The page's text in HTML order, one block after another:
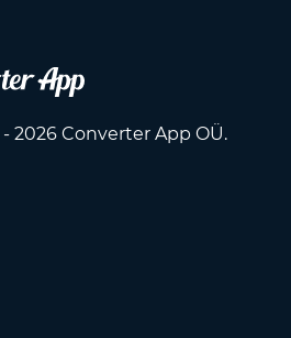
2026 Converter App OÜ.